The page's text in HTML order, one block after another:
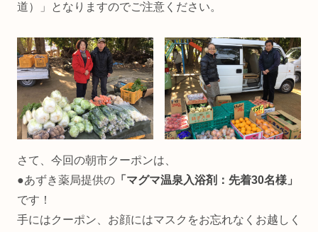
道）」となりますのでご注意ください。
さて、今回の朝市クーポンは、
●あずき薬局提供の 「マグマ温泉入浴剤：先着30名様」
です！
手にはクーポン、お顔にはマスクをお忘れなくお越しく